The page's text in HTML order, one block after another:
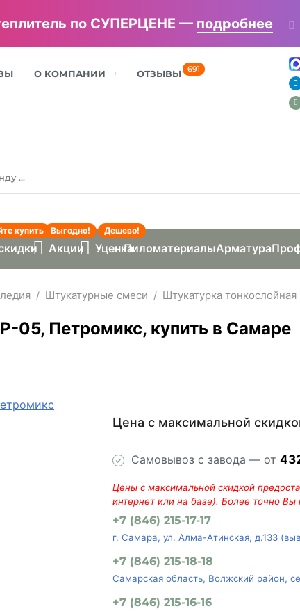
по СУПЕРЦЕНЕ — подробнее
О КОМПАНИИ ОТЗЫВЫ 691
купить
Акции
Выгодно!
Уценка
Дешево!
ПиломатериалыАрматура
/ Штукатурные смеси / Штукатурка
05, Петромикс, купить в Самаре
Цена с максимальной
Самовывоз с завода — от
Цены с максимальной скидкой
интернет или на базе). Более точно
+7 (846) 215-17-17
г. Самара, ул. Алма-Атинская, д.133
+7 (846) 215-18-18
Самарская область, Волжский район,
+7 (846) 215-16-16